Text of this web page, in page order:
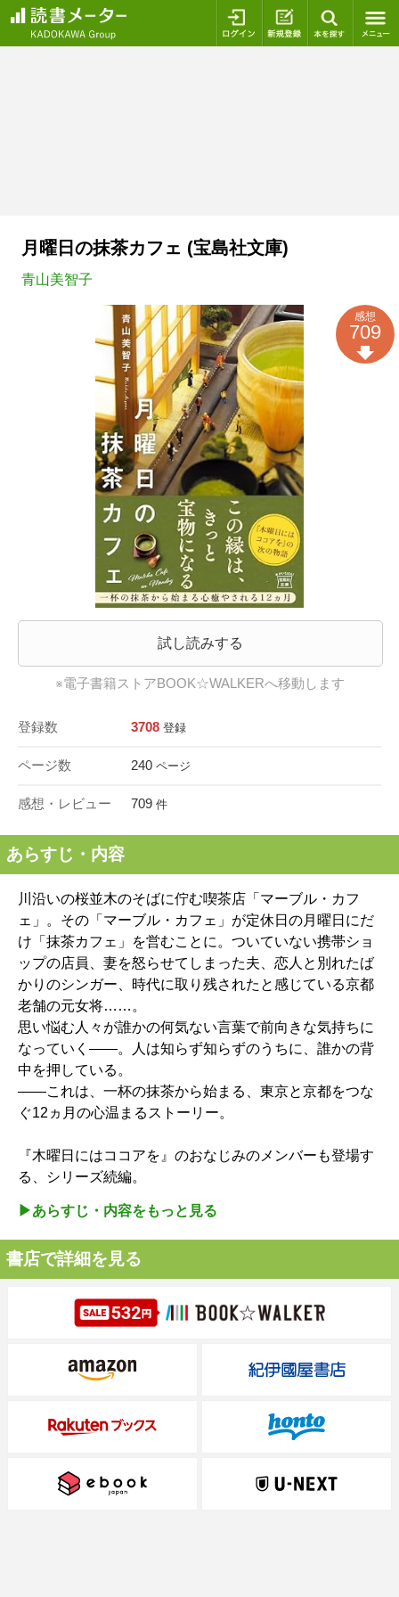
ログイン 新規登録
月曜日の抹茶カフェ (宝島社文庫)
青山美智子
試し読みする
※電子書籍ストアBOOK☆WALKERへ移動します
登録数 3708 登録
ページ数 240 ページ
感想・レビュー 709 件
感想
709
あらすじ・内容
川沿いの桜並木のそばに佇む喫茶店「マーブル・カフ
ェ」。その「マーブル・カフェ」が定休日の月曜日にだ
け「抹茶カフェ」を営むことに。ついていない携帯ショ
ップの店員、妻を怒らせてしまった夫、恋人と別れたば
かりのシンガー、時代に取り残されたと感じている京都
老舗の元女将……。
思い悩む人々が誰かの何気ない言葉で前向きな気持ちに
なっていく――。人は知らず知らずのうちに、誰かの背
中を押している。
――これは、一杯の抹茶から始まる、東京と京都をつな
ぐ12ヵ月の心温まるストーリー。
『木曜日にはココアを』のおなじみのメンバーも登場す
る、シリーズ続編。
▶︎あらすじ・内容をもっと見る
書店で詳細を見る